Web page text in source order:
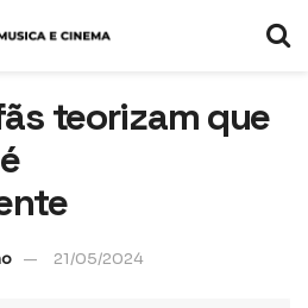
teorizam que
21/05/2024